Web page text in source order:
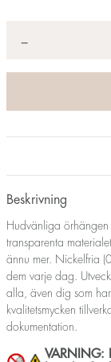
−
Beskrivning
Hudvänliga
transparenta
ännu mer. Nickelfria
dem varje dag.
alla, även dig som
kvalitetsmycken
dokumentation.
VARNING: